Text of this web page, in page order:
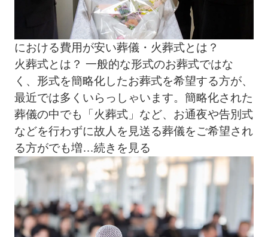
における費用が安い葬儀・火葬式とは？
火葬式とは？ 一般的な形式のお葬式ではな
く、形式を簡略化したお葬式を希望する方が、
最近では多くいらっしゃいます。簡略化された
葬儀の中でも「火葬式」など、お通夜や告別式
などを行わずに故人を見送る葬儀をご希望され
る方がでも増…続きを見る